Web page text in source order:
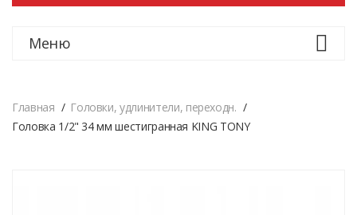
Меню
Главная
Головки, удлинители, переходн.
Головка 1/2" 34 мм шестигранная KING TONY